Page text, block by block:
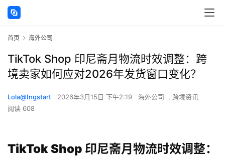
首页 海外公司
TikTok Shop 印尼斋月物流时效调整：跨
境卖家如何应对2026年发货窗口变化？
Lola@Ingstart 2026年3月15日 下午2:19 海外公司 , 跨境资讯
阅读 608
TikTok Shop 印尼斋月物流时效调整：